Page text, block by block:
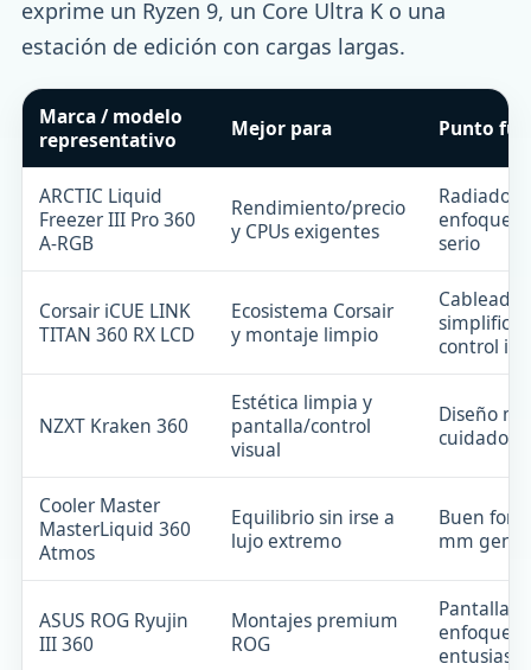
exprime un Ryzen 9, un Core Ultra K o una
estación de edición con cargas largas.
Marca / modelo
representativo
Mejor para Punto
ARCTIC Liquid
Freezer III Pro 360
A-RGB
Rendimiento/precio
y CPUs exigentes
Radiador
enfoque
serio
Corsair iCUE LINK
TITAN 360 RX LCD
Ecosistema Corsair
y montaje limpio
Cableado
control
NZXT Kraken 360
Estética limpia y
pantalla/control
visual
Diseño
cuidado
Cooler Master
MasterLiquid 360
Atmos
Equilibrio sin irse a
lujo extremo
Buen
mm
ASUS ROG Ryujin
III 360
Montajes premium
ROG
Pantalla
enfoque
entusiasta